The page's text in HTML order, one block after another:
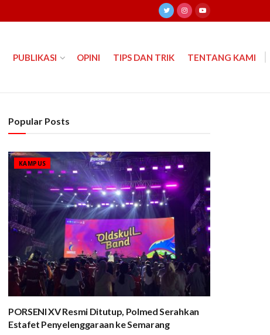
PUBLIKASI OPINI TIPS DAN TRIK TENTANG KAMI
Popular Posts
KAMPUS
PORSENI XV Resmi Ditutup, Polmed Serahkan
Estafet Penyelenggaraan ke Semarang